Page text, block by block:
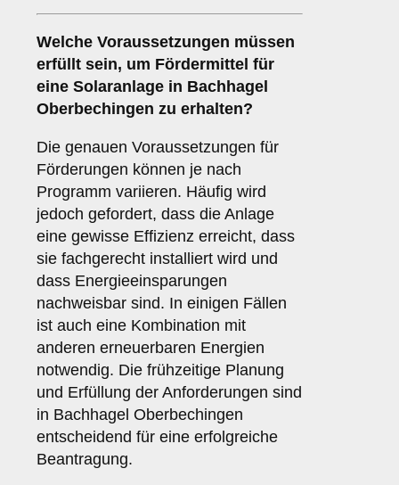
Welche Voraussetzungen müssen
erfüllt sein, um Fördermittel für
eine Solaranlage in Bachhagel
Oberbechingen zu erhalten?
Die genauen Voraussetzungen für
Förderungen können je nach
Programm variieren. Häufig wird
jedoch gefordert, dass die Anlage
eine gewisse Effizienz erreicht, dass
sie fachgerecht installiert wird und
dass Energieeinsparungen
nachweisbar sind. In einigen Fällen
ist auch eine Kombination mit
anderen erneuerbaren Energien
notwendig. Die frühzeitige Planung
und Erfüllung der Anforderungen sind
in Bachhagel Oberbechingen
entscheidend für eine erfolgreiche
Beantragung.